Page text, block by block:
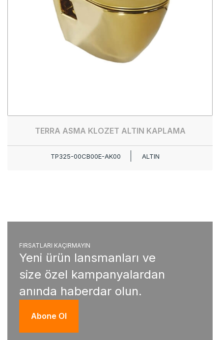
TERRA ASMA KLOZET ALTIN KAPLAMA
TP325-00CB00E-AK00 ALTIN
FIRSATLARI KAÇIRMAYIN
Yeni ürün lansmanları ve
size özel kampanyalardan
anında haberdar olun.
Abone Ol